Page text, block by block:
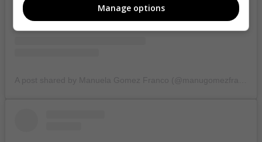
Manage options